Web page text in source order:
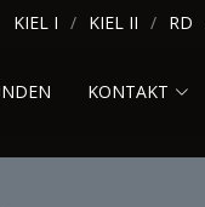
KIEL I KIEL II RD
KONTAKT